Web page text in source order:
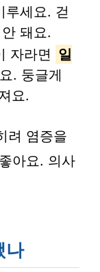
루세요. 걷
돼요.
자라면 일
. 둥글게
요.
려 염증을
아요. 의사
나